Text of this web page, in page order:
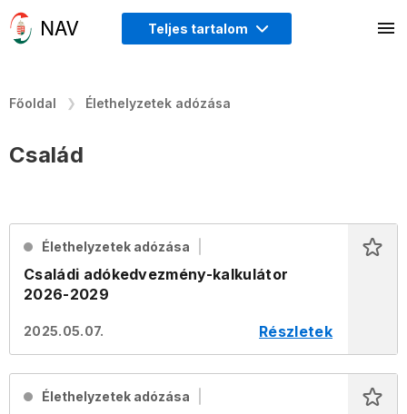
Teljes tartalom
Főoldal Élethelyzetek adózása
Család
Élethelyzetek adózása
Családi adókedvezmény-kalkulátor
2026-2029
2025.05.07. Részletek
Élethelyzetek adózása